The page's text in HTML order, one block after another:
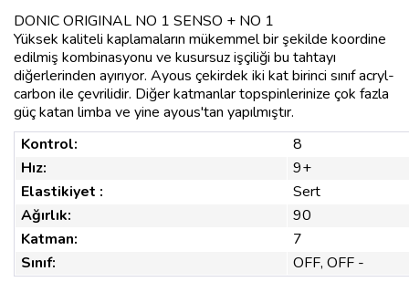
DONIC ORIGINAL NO 1 SENSO + NO 1
Yüksek kaliteli kaplamaların mükemmel bir şekilde koordine
edilmiş kombinasyonu ve kusursuz işçiliği bu tahtayı
diğerlerinden ayırıyor. Ayous çekirdek iki kat birinci sınıf acryl-
carbon ile çevrilidir. Diğer katmanlar topspinlerinize çok fazla
güç katan limba ve yine ayous'tan yapılmıştır.
Kontrol:
8
Hız:
9+
Elastikiyet :
Sert
Ağırlık:
90
Katman:
7
Sınıf:
OFF, OFF -